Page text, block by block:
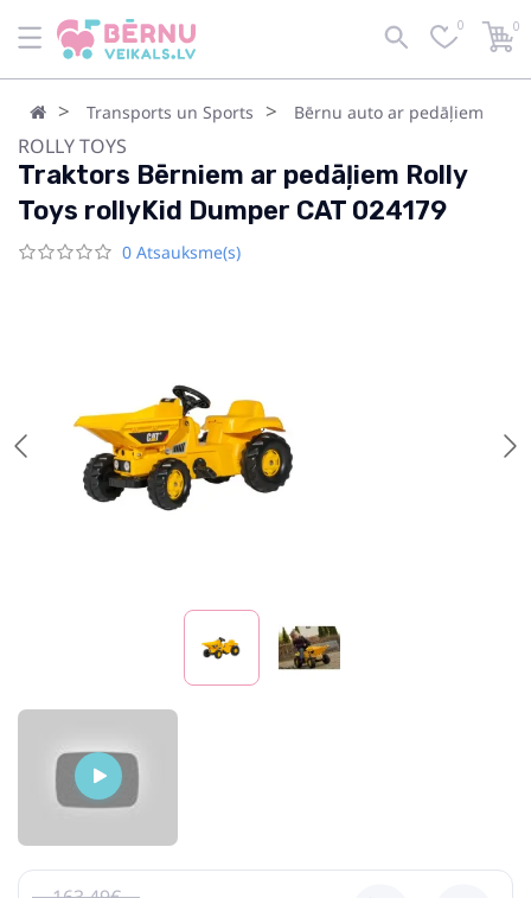
0 0
Transports un Sports Bērnu auto ar pedāļiem
ROLLY TOYS
Traktors Bērniem ar pedāļiem Rolly
Toys rollyKid Dumper CAT 024179
0 Atsauksme(s)